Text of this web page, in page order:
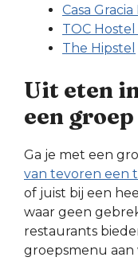
Casa
TOC
The Hipstel
Uit eten
een groep
Ga je met een
van tevoren een
of juist bij een
waar geen
restaurants
groepsmenu aan